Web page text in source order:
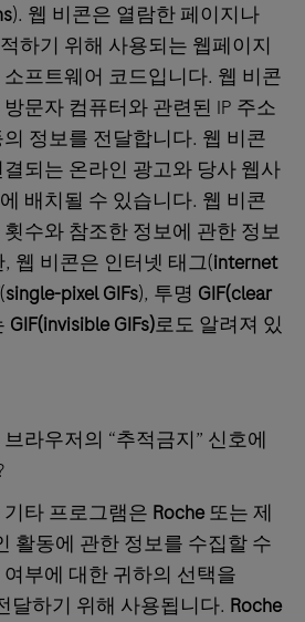
). 웹 비콘은 열람한 페이지나
하기 위해 사용되는 웹페이지
프트웨어 코드입니다. 웹 비콘
문자 컴퓨터와 관련된 IP 주소
정보를 전달합니다. 웹 비콘
되는 온라인 광고와 당사 웹사
배치될 수 있습니다. 웹 비콘
수와 참조한 정보에 관한 정보
웹 비콘은 인터넷 태그(internet
(single-pixel GIFs), 투명 GIF(clear
GIF(invisible GIFs)로도 알려져 있
라우저의 “추적금지” 신호에
타 프로그램은 Roche 또는 제
활동에 관한 정보를 수집할 수
부에 대한 귀하의 선택을
달하기 위해 사용됩니다. Roche